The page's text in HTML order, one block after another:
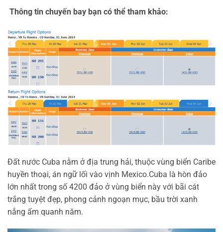
Thông tin chuyến bay bạn có thể tham khảo:
Đất nước Cuba nằm ở địa trung hải, thuộc vùng biển Caribe
huyền thoại, án ngữ lối vào vịnh Mexico.Cuba là hòn đảo
lớn nhất trong số 4200 đảo ở vùng biển này với bãi cát
trắng tuyệt đẹp, phong cảnh ngoạn mục, bầu trời xanh
nắng ấm quanh năm.